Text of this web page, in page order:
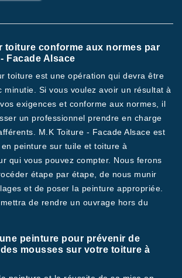
toiture conforme aux normes par
Facade Alsace
toiture est une opération qui devra être
minutie. Si vous voulez avoir un résultat à
exigences et conforme aux normes, il
un professionnel prendre en charge
M.K Toiture - Facade Alsace est
peinture sur tuile et toiture à
qui vous pouvez compter. Nous ferons
étape par étape, de nous munir
et de poser la peinture appropriée.
de rendre un ouvrage hors du
peinture pour prévenir de
des mousses sur votre toiture à